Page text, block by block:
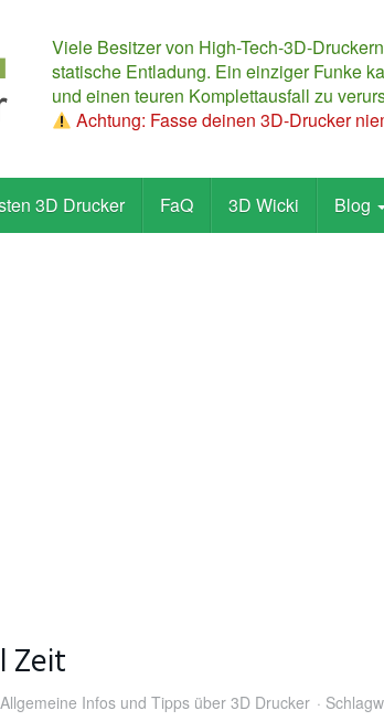
Viele Besitzer von High-Tech-3D-
statische Entladung. Ein einziger Funke
und einen teuren Komplettausfall zu
Achtung: Fasse deinen 3D-Drucker
3D Drucker FaQ 3D Wicki Blog
Zeit
Allgemeine Infos und Tipps über 3D Drucker